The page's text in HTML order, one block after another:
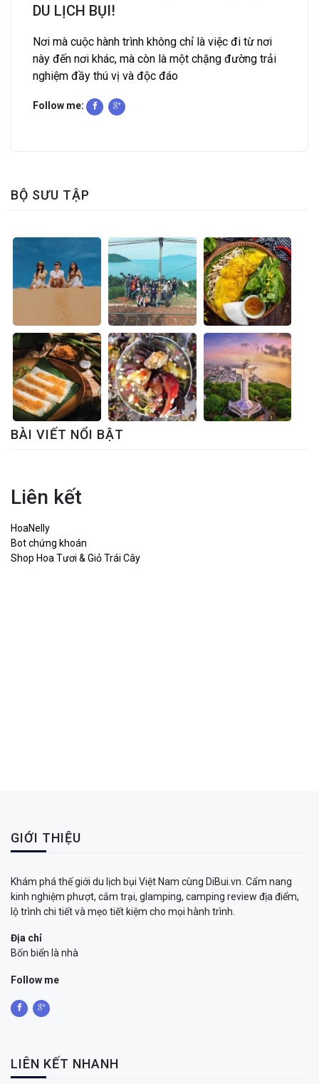
DU LỊCH BỤI!
Nơi mà cuộc hành trình không chỉ là việc đi từ nơi
này đến nơi khác, mà còn là một chặng đường trải
nghiệm đầy thú vị và độc đáo
Follow me:
BỘ SƯU TẬP
BÀI VIẾT NỔI BẬT
Liên kết
HoaNelly
Bot chứng khoán
Shop Hoa Tươi & Giỏ Trái Cây
GIỚI THIỆU
Khám phá thế giới du lịch bụi Việt Nam cùng DiBui.vn. Cẩm nang
kinh nghiệm phượt, cắm trại, glamping, camping review địa điểm,
lộ trình chi tiết và mẹo tiết kiệm cho mọi hành trình.
Địa chỉ
Bốn biển là nhà
Follow me
LIÊN KẾT NHANH